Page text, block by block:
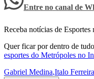
Entre no canal de
Receba notícias de
Quer ficar por dentro de
esportes do Metrópoles no
Gabriel Medina,Italo Ferreira